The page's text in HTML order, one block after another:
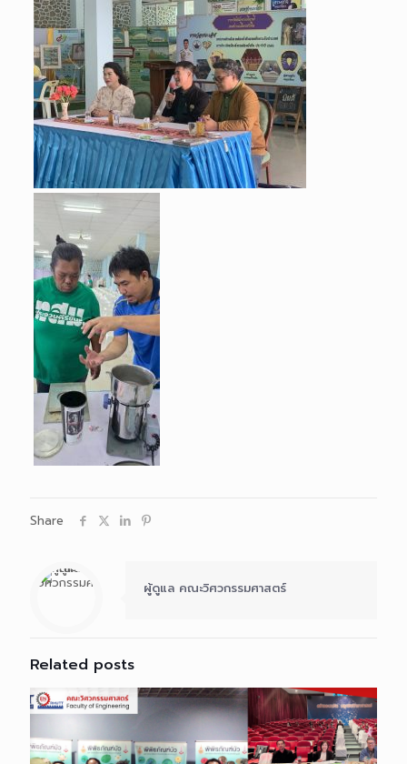
Share
ผู้ดูแล คณะวิศวกรรมศาสตร์
Related posts